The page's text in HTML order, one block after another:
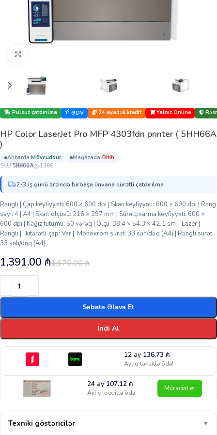
Pulsuz çatdırılma ƏDV 24 ayadək kredit Yalnız Online
HP Color LaserJet Pro MFP 4303fdn printer ( 5HH66A
)
anbarda: mövcuddur mağazada:
bi̇ti̇b
SKU:5HH66A 1386
2-3 iş günü ərzində birbaşa ünvana sürətli çatdırılma
Rəngli | Çap keyfiyyəti: 600 × 600 dpi | Skan keyfiyyəti: 600 × 600 dpi | Rəng
sayı: 4 | A4 | Skan ölçüsü: 216 × 297 mm | Sürətçıxarma keyfiyyəti: 600 ×
600 dpi | Kağız tutumu: 50 vərəq | Ölçü: 38.4 × 54.3 × 42.1 sm | Lazer |
Rəngli | İkitərəfli çap: Var | Monoxrom sürət: 33 səh/dəq (A4) | Rəngli sürət:
33 səh/dəq (A4)
1,670.00₼
1,391.00 ₼
Səbətə Əlavə Et
İndi Al
12 ay 136.73 ₼
Aylıq taksitlə ödə!
24 ay 107.12₼
Aylıq kreditlə ödə! Müraciət et
Texniki göstəricilər ▼